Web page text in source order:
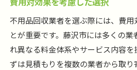
不用品回収業者を選ぶ際には、費
とが重要です。藤沢市には多くの業
れ異なる料金体系やサービス内容を
ずは見積もりを複数の業者から取